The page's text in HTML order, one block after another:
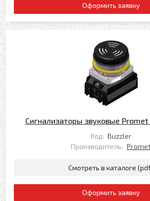
Оформить заявку
Сигнализаторы звуковые Promet
Код: Buzzler
Производитель:
Смотреть в каталоге
Оформить заявку